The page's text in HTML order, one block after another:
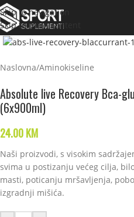
Skip to navigation
Skip to main content
Click to enlarge
Naslovna/Aminokiseline
Absolute live Recovery Bca-
(6x900ml)
24.00KM
Naši proizvodi, s visokim
svima u postizanju većeg cilja,
masti, poticanju mršavljenja,
izgradnji mišića.